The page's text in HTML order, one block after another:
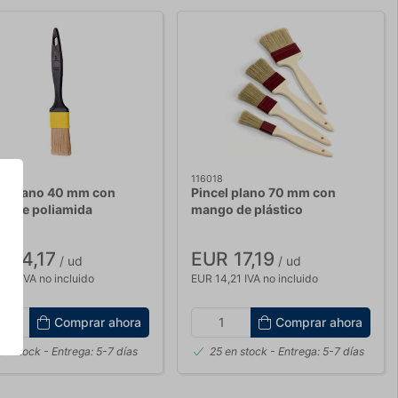
plano 40 mm con
de poliamida
14,17 / ud
IVA no incluido
Comprar ahora
en stock- Entrega: 5-7 días
116018
Pincel plano 70 mm con
mango de plástico
EUR 17,19 / ud
EUR 14,21 IVA no incluido
Comprar ahora
25 en stock- Entrega: 5-7 días